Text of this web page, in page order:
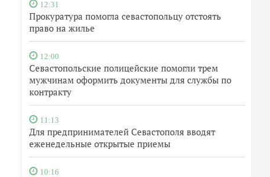
12:31
Прокуратура помогла севастопольцу отстоять
право на жилье
12:00
Севастопольские полицейские помогли трем
мужчинам оформить документы для службы по
контракту
11:13
Для предпринимателей Севастополя вводят
еженедельные открытые приемы
10:16